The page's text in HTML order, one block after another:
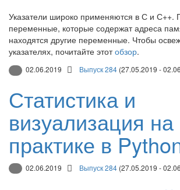
Указатели широко применяются в С и С++.
переменные, которые содержат адреса
находятся другие переменные. Чтобы
указателях, почитайте этотобзор.
02.06.2019 Выпуск 284 (27.05.2019 -
Статистика и
визуализация на
практике в
02.06.2019 Выпуск 284 (27.05.2019 -